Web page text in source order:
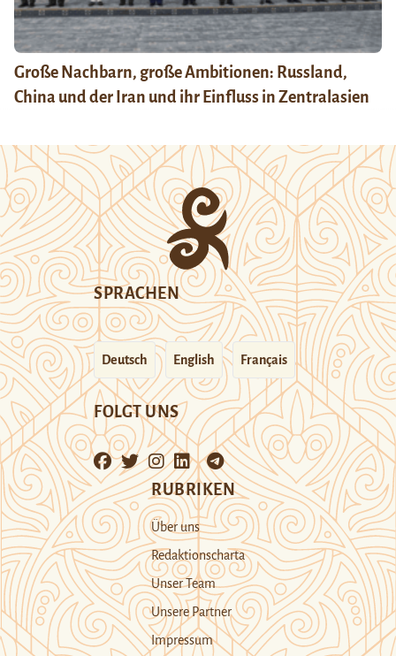
Große Nachbarn, große Ambitionen: Russland,
China und der Iran und ihr Einfluss in Zentralasien
SPRACHEN
Deutsch English Français
FOLGT UNS
RUBRIKEN
Über uns
Redaktionscharta
Unser Team
Unsere Partner
Impressum